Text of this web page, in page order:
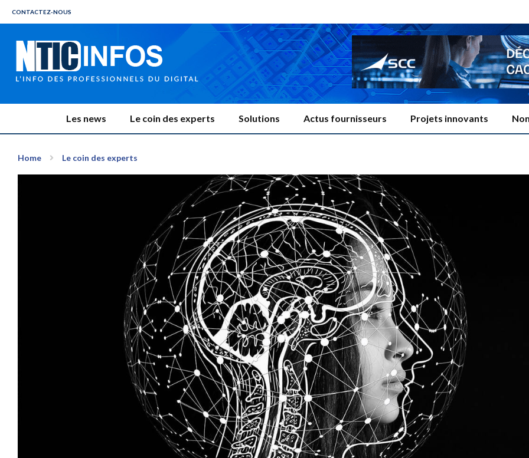
CONTACTEZ-NOUS
Les news Le coin des experts Solutions Actus fournisseurs Projets innovants
Home Le coin des experts